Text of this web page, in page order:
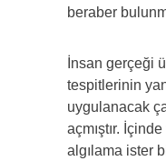
beraber
İnsan gerçeği
tespitlerinin
uygulanacak
açmıştır.
algılama ister